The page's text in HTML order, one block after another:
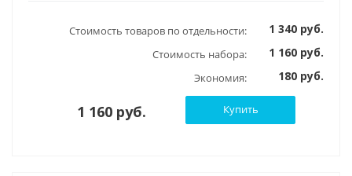
Стоимость товаров по отдельности: 1 340 руб.
Стоимость набора: 1 160 руб.
Экономия: 180 руб.
1 160 руб. Купить